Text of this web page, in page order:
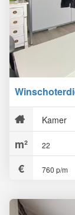
Kamer
22
760 p/m